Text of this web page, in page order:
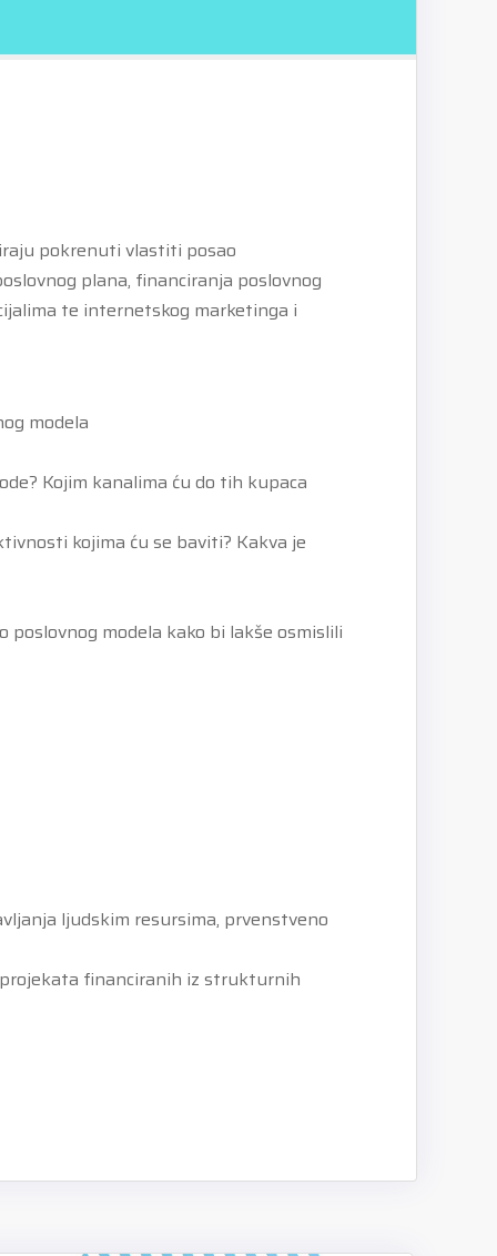
pokrenuti vlastiti posao
plana, financiranja poslovnog
te internetskog marketinga i
modela
Kojim kanalima ću do tih kupaca
kojima ću se baviti? Kakva je
modela kako bi lakše osmislili
ljudskim resursima, prvenstveno
projekata financiranih iz strukturnih